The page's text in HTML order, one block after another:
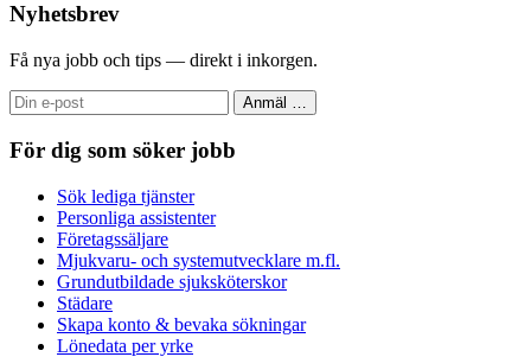
Nyhetsbrev
Få nya jobb och tips — direkt i inkorgen.
Anmäl …
För dig som söker jobb
Sök lediga tjänster
Personliga assistenter
Företagssäljare
Mjukvaru- och systemutvecklare m.fl.
Grundutbildade sjuksköterskor
Städare
Skapa konto & bevaka sökningar
Lönedata per yrke